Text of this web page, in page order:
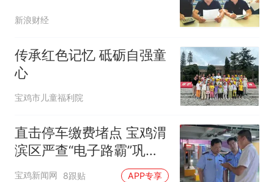
新浪财经
传承红色记忆 砥砺自强童
心
宝鸡市儿童福利院
直击停车缴费堵点 宝鸡渭
滨区严查“电子路霸”巩固
整治成效
宝鸡新闻网 8跟贴 APP专享